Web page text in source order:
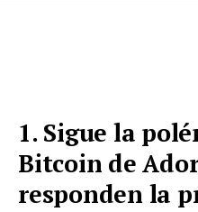
1. Sigue la
Bitcoin de
responden la